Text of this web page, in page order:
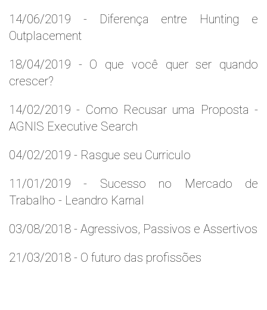
14/06/2019 - Diferença entre Hunting e
Outplacement
18/04/2019 - O que você quer ser quando
crescer?
14/02/2019 - Como Recusar uma Proposta -
AGNIS Executive Search
04/02/2019 - Rasgue seu Curriculo
11/01/2019 - Sucesso no Mercado de
Trabalho - Leandro Karnal
03/08/2018 - Agressivos, Passivos e Assertivos
21/03/2018 - O futuro das profissões